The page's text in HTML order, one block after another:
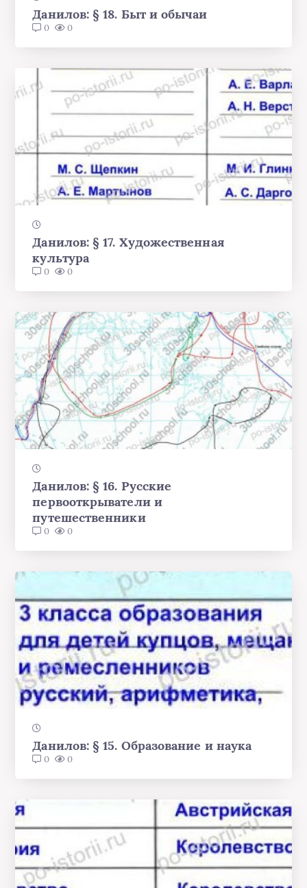
Данилов: § 18. Быт и обычаи
0 0
Данилов: § 17. Художественная
культура
0 0
Данилов: § 16. Русские
первооткрыватели и
путешественники
0 0
Данилов: § 15. Образование и наука
0 0